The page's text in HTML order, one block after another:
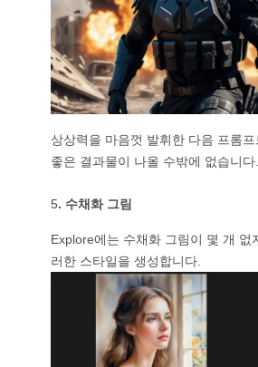
상상력을 마음껏 발휘한 다음 프롬프
좋은 결과물이 나올 수밖에 없습니다.
5. 수채화 그림
Explore에는 수채화 그림이 몇 개 없
러한 스타일을 생성합니다.